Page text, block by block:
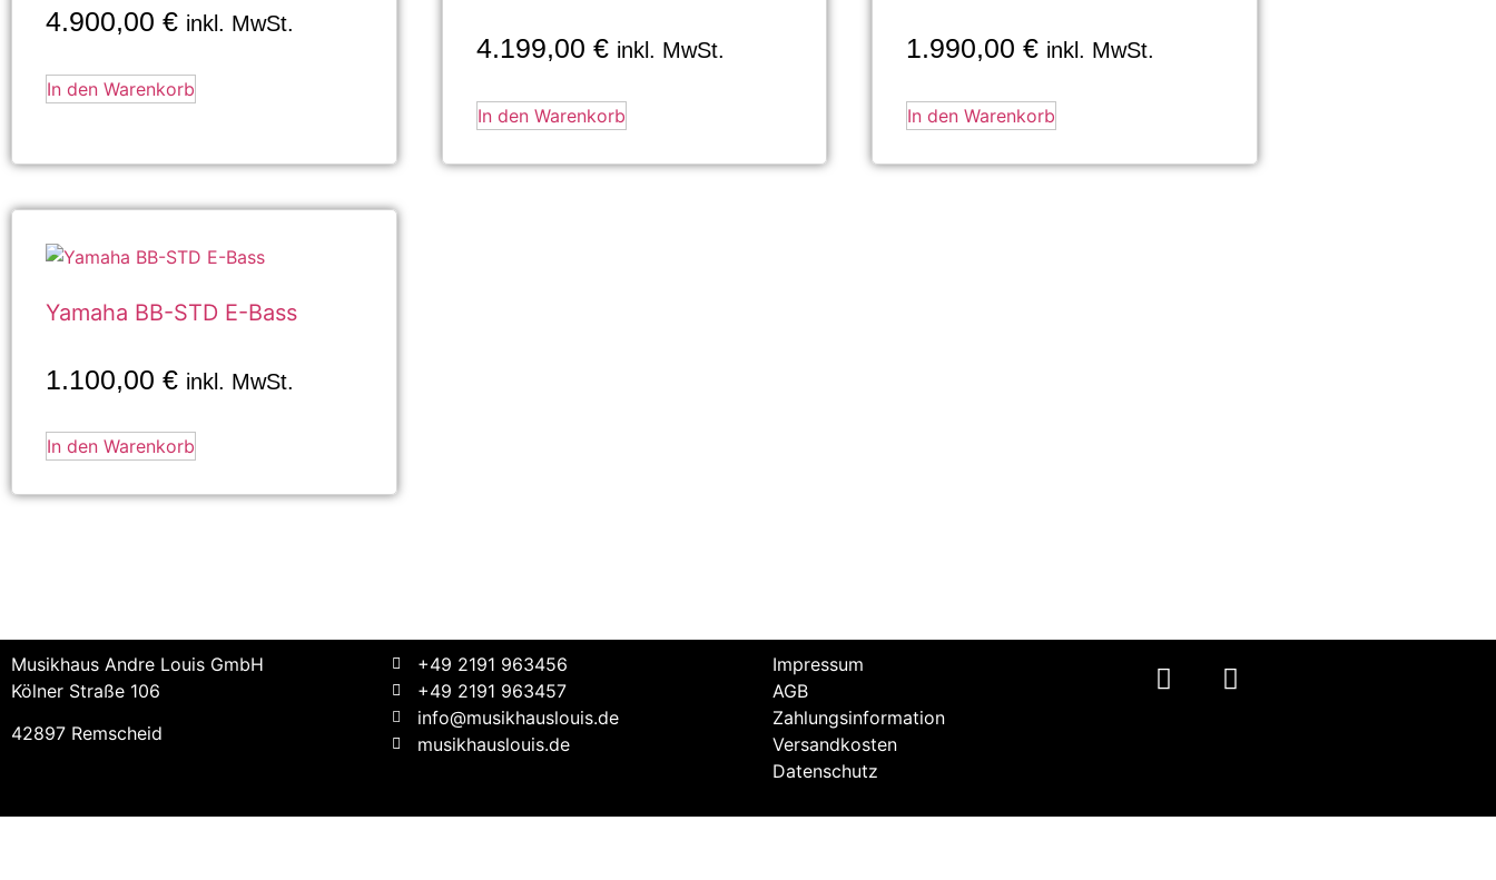
4.900,00 € inkl. MwSt.
In den Warenkorb
4.199,00 € inkl. MwSt.
In den Warenkorb
1.990,00€ inkl. MwSt.
In den Warenkorb
Yamaha BB-STD E-Bass
1.100,00 € inkl. MwSt.
In den Warenkorb
Musikhaus Andre Louis GmbH
Kölner Straße 106
42897 Remscheid
+49 2191 963456
+49 2191 963457
info@musikhauslouis.de
musikhauslouis.de
Impressum
AGB
Zahlungsinformation
Versandkosten
Datenschutz